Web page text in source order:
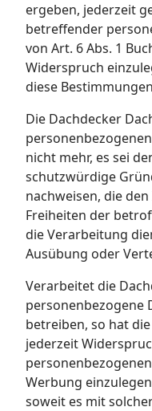
ergeben, jederzeit
betreffender
von Art. 6 Abs. 1
Widerspruch
diese
Die Dachdecker
nicht mehr, es sei
schutzwürdige
nachweisen, die
Freiheiten der
die Verarbeitung
Ausübung oder
Verarbeitet die
personenbezogene
betreiben, so hat
jederzeit
Werbung
soweit es mit